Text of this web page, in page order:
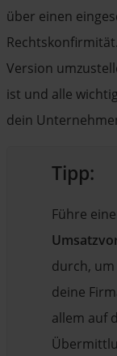
über einen
Version
ist und alle
dein
Tipp:
Führe
durch,
deine
allem auf